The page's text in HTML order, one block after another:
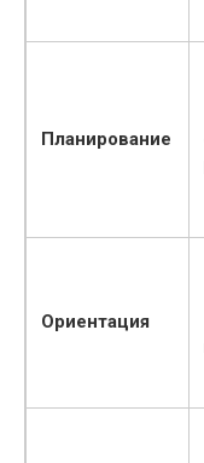
Планирование
Ориентация